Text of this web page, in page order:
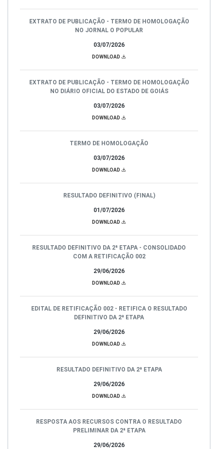
03/07/2026
EXTRATO DE PUBLICAÇÃO - TERMO DE HOMOLOGAÇÃO
NO JORNAL O POPULAR
DOWNLOAD
03/07/2026
EXTRATO DE PUBLICAÇÃO - TERMO DE HOMOLOGAÇÃO
NO DIÁRIO OFICIAL DO ESTADO DE GOIÁS
DOWNLOAD
03/07/2026
TERMO DE HOMOLOGAÇÃO
DOWNLOAD
01/07/2026
RESULTADO DEFINITIVO (FINAL)
DOWNLOAD
29/06/2026
RESULTADO DEFINITIVO DA 2ª ETAPA - CONSOLIDADO
COM A RETIFICAÇÃO 002
DOWNLOAD
29/06/2026
EDITAL DE RETIFICAÇÃO 002 - RETIFICA O RESULTADO
DEFINITIVO DA 2ª ETAPA
DOWNLOAD
29/06/2026
RESULTADO DEFINITIVO DA 2ª ETAPA
DOWNLOAD
29/06/2026
RESPOSTA AOS RECURSOS CONTRA O RESULTADO
PRELIMINAR DA 2ª ETAPA